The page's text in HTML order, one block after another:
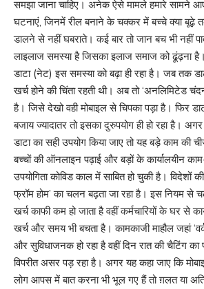
समझा जाना चाहिए। अनेक ऐसे मामले हमारे सामने
घटनाएं, जिनमें रील बनाने के चक्कर में बच्चे क्या बूढ़े
डालने से नहीं घबराते। कई बार तो जान बच भी नहीं
लाइलाज समस्या है जिसका इलाज समाज को ढूंढ़ना
डाटा (नेट) इस समस्या को बढ़ा ही रहा है। जब तक
खर्च होने की चिंता रहती थी। अब तो ‘अनलिमिटेड
है। जिसे देखो वही मोबाइल से चिपका पड़ा है। फिर
बजाय ज्यादातर तो इसका दुरुपयोग ही हो रहा है।
डाटा का सही उपयोग किया जाए तो यह बड़े काम की
बच्चों की ऑनलाइन पढ़ाई और बड़ों के कार्यालयीन
उपयोगिता कोविड काल में साबित हो चुकी है। विदेशों
फ्रॉम होम’ का चलन बढ़ता जा रहा है। इस नियम से
खर्च काफी कम हो जाता है वहीं कर्मचारियों के घर से
खर्च और समय भी बचता है। कामकाजी माहौल जहां
और सुविधाजनक हो रहा है वहीं दिन रात की चैटिंग का
विपरीत असर पड़ रहा है। अगर यह कहा जाए कि
लोग आपस में बात करना भी भूल गए हैं तो ग़लत या